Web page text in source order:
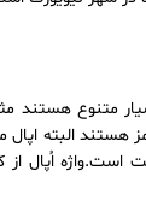
متنوع هستند
هستند البته اپال
است.واژه اُپال